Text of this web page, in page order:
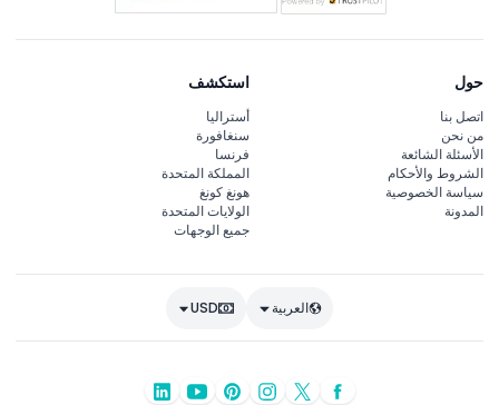
حول
اتصل بنا
من نحن
الأسئلة الشائعة
الشروط والأحكام
سياسة الخصوصية
المدونة
استكشف
أستراليا
سنغافورة
فرنسا
المملكة المتحدة
هونغ كونغ
الولايات المتحدة
جميع الوجهات
العربية USD